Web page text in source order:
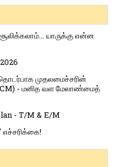
யாருக்கு என்ன
முதலமைச்சரின்
- மனித வள மேலாண்மைத்
- T/M & E/M